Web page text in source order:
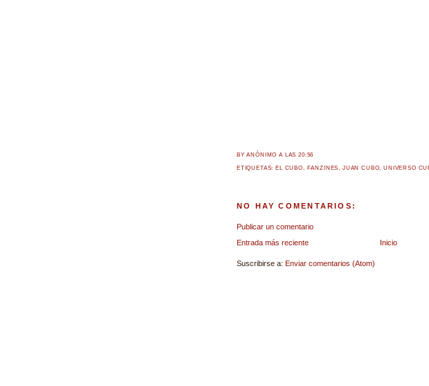
BY ANÓNIMOA LAS20:56
ETIQUETAS: EL CUBO, FANZINES, JUAN CUBO,UNIVERSO
NO HAY COMENTARIOS:
Publicar un comentario
Entrada más reciente
Inicio
Suscribirse a: Enviar comentarios (Atom)